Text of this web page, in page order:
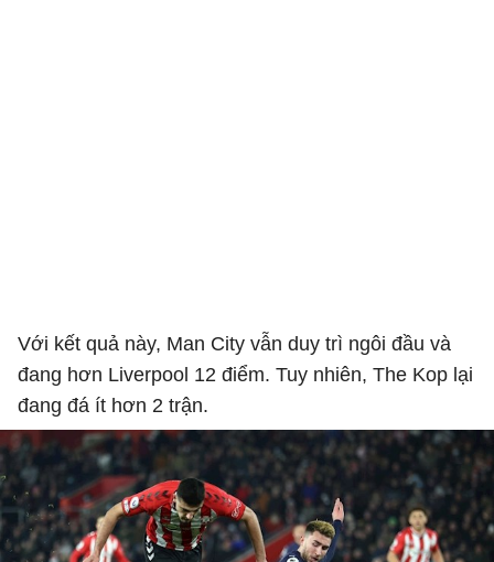
Với kết quả này, Man City vẫn duy trì ngôi đầu và
đang hơn Liverpool 12 điểm. Tuy nhiên, The Kop lại
đang đá ít hơn 2 trận.